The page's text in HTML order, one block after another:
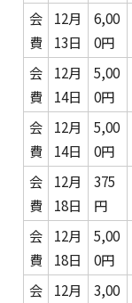
会
費
12月
13日
6,00
0円
会
費
12月
14日
5,00
0円
会
費
12月
14日
5,00
0円
会
費
12月
18日
375
円
会
費
12月
18日
5,00
0円
会
12月
3,00